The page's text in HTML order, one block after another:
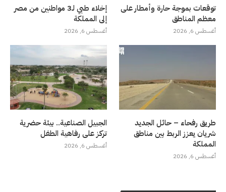
توقعات بموجة حارة وأمطار على
معظم المناطق
أغسطس 6, 2026
إخلاء طبي لـ3 مواطنين من مصر
إلى المملكة
أغسطس 6, 2026
طريق رفحاء – حائل الجديد
شريان يعزز الربط بين مناطق
المملكة
أغسطس 6, 2026
الجبيل الصناعية.. بيئة حضرية
تركز على رفاهية الطفل
أغسطس 6, 2026